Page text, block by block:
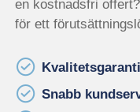
en kostnadsfri
för ett
Kvalitetsgaranti
Snabb